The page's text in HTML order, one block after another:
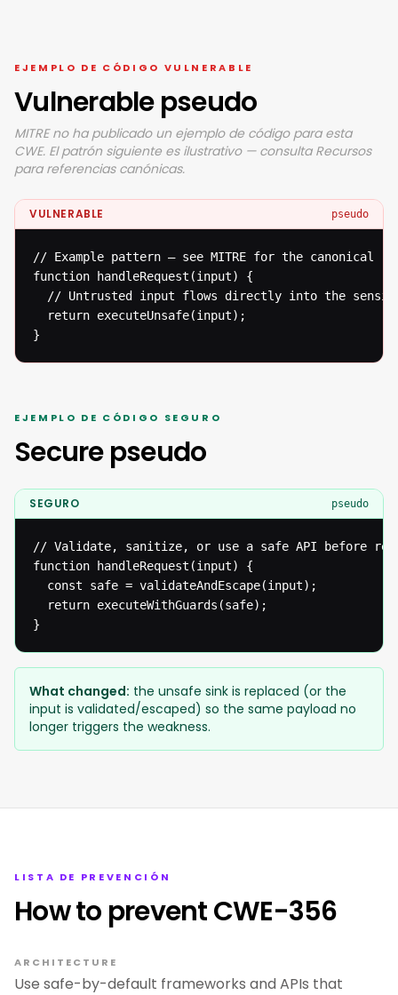
EJEMPLO DE CÓDIGO VULNERABLE
Vulnerable pseudo
MITRE no ha publicado un ejemplo de código para esta
CWE. El patrón siguiente es ilustrativo — consulta Recursos
para referencias canónicas.
VULNERABLE pseudo
// Example pattern — see MITRE for the canonical
function handleRequest(input) {
// Untrusted input flows directly into the
  return executeUnsafe(input);
}
EJEMPLO DE CÓDIGO SEGURO
Secure pseudo
SEGURO pseudo
// Validate, sanitize, or use a safe API before
function handleRequest(input) {
  const safe = validateAndEscape(input);
  return executeWithGuards(safe);
}
What changed: the unsafe sink is replaced (or the
input is validated/escaped) so the same payload no
longer triggers the weakness.
LISTA DE PREVENCIÓN
How to prevent CWE-356
ARCHITECTURE
Use safe-by-default frameworks and APIs that